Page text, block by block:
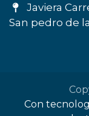
Javiera
San pedro de
Con